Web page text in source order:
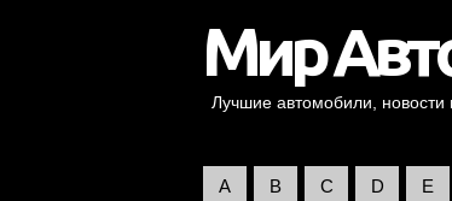
Лучшие автомобили, новости
A B C D E